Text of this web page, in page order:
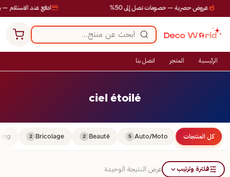
ادفع عند الاستلام — عروض حصرية — خصومات تصل إلى 50%
الرئيسية المتجر اتصل بنا
ciel étoilé
كل المنتجات Auto/Moto
5
Beauté
2
Bricolage
2
فلترة وترتيب عرض النتيجة الوحيدة